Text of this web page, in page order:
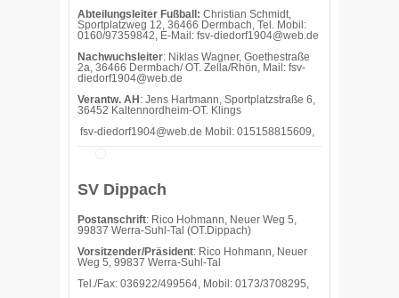
Abteilungsleiter Fußball: Christian Schmidt,
Sportplatzweg 12, 36466 Dermbach, Tel. Mobil:
0160/97359842, E-Mail: fsv-diedorf1904@web.de
Nachwuchsleiter: Niklas Wagner, Goethestraße
2a, 36466 Dermbach/ OT. Zella/Rhön, Mail: fsv-
diedorf1904@web.de
Verantw. AH : Jens Hartmann, Sportplatzstraße 6,
36452 Kaltennordheim-OT. Klings
fsv-diedorf1904@web.de Mobil: 015158815609,
SV Dippach
Postanschrift: Rico Hohmann, Neuer Weg 5,
99837 Werra-Suhl-Tal (OT.Dippach)
Vorsitzender/Präsident: Rico Hohmann, Neuer
Weg 5, 99837 Werra-Suhl-Tal
Tel./Fax: 036922/499564, Mobil: 0173/3708295,